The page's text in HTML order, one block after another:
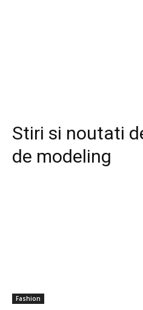
Stiri si noutati
de modeling
Fashion